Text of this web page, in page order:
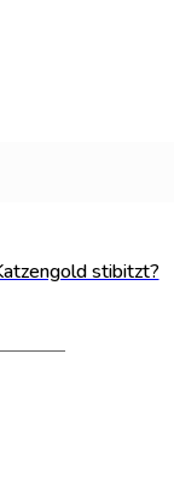
stibitzt?